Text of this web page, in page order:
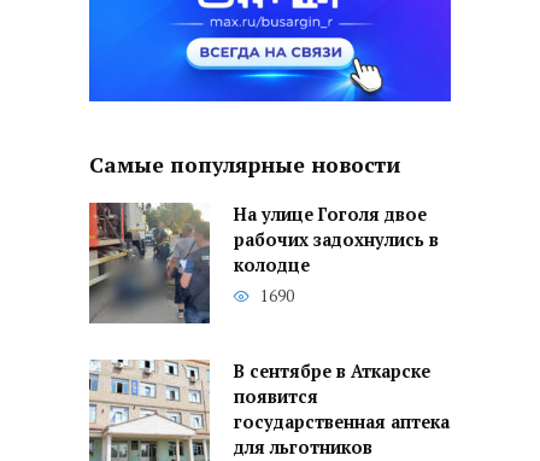
Самые популярные новости
На улице Гоголя двое
рабочих задохнулись в
колодце
1690
В сентябре в Аткарске
появится
государственная аптека
для льготников